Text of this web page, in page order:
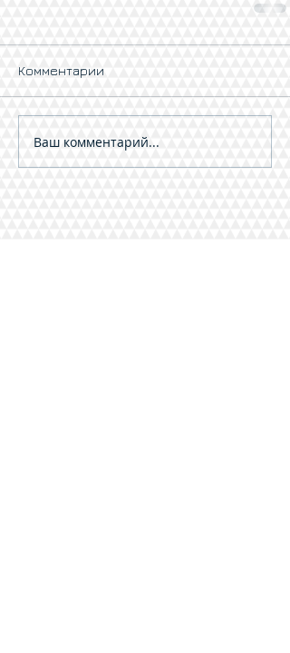
Комментарии
Ваш комментарий...